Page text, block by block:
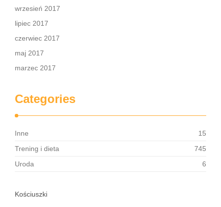
wrzesień 2017
lipiec 2017
czerwiec 2017
maj 2017
marzec 2017
Categories
Inne
15
Trening i dieta
745
Uroda
6
Kościuszki